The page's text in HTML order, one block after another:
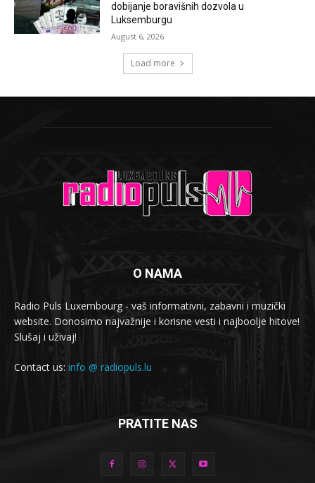
dobijanje boravišnih dozvola u
Luksemburgu
August 6, 2026
Load more
O NAMA
Radio Puls Luxembourg - vaš informativni, zabavni i muzički
website. Donosimo najvažnije i korisne vesti i najboolje hitove!
Slušaj i uživaj!
Contact us: info @ radiopuls.lu
PRATITE NAS